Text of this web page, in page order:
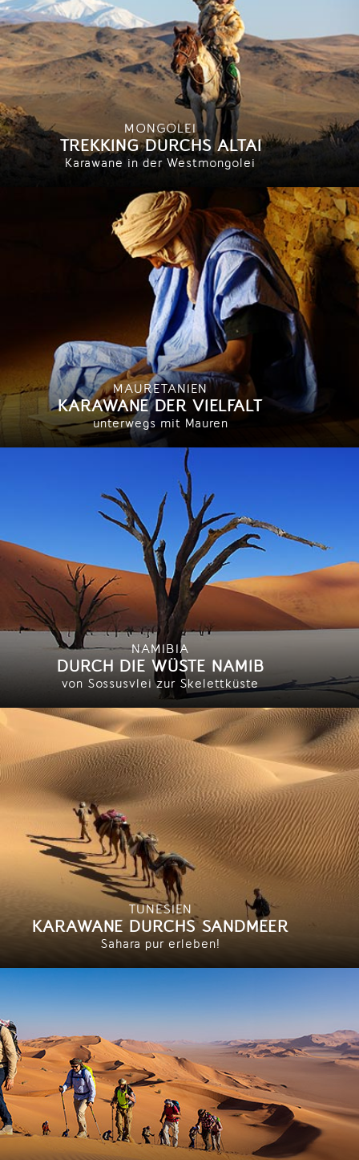
MONGOLEI
TREKKING DURCHS ALTAI
Karawane in der Westmongolei
MAURETANIEN
KARAWANE DER VIELFALT
unterwegs mit Mauren
NAMIBIA
DURCH DIE WÜSTE NAMIB
von Sossusvlei zur Skelettküste
TUNESIEN
KARAWANE DURCHS SANDMEER
Sahara pur erleben!